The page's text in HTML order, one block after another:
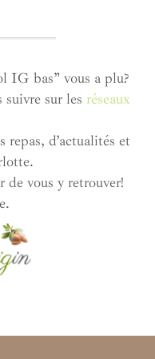
IG bas” vous a plu?
sur les réseaux
repas, d’actualités et
de vous y retrouver!